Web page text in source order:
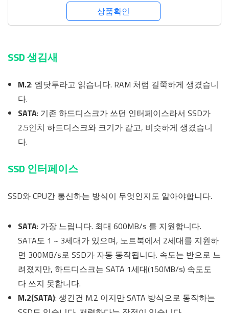
상품확인
SSD 생김새
M.2: 엠닷투라고 읽습니다. RAM 처럼 길쭉하게 생겼습니
다.
SATA: 기존 하드디스크가 쓰던 인터페이스라서 SSD가
2.5인치 하드디스크와 크기가 같고, 비슷하게 생겼습니
다.
SSD 인터페이스
SSD와 CPU간 통신하는 방식이 무엇인지도 알아야합니다.
SATA: 가장 느립니다. 최대 600MB/s 를 지원합니다.
SATA도 1 ~ 3세대가 있으며, 노트북에서 2세대를 지원하
면 300MB/s로 SSD가 자동 동작됩니다. 속도는 반으로 느
려졌지만, 하드디스크는 SATA 1세대(150MB/s) 속도도
다 쓰지 못합니다.
M.2(SATA): 생긴건 M.2 이지만 SATA 방식으로 동작하는